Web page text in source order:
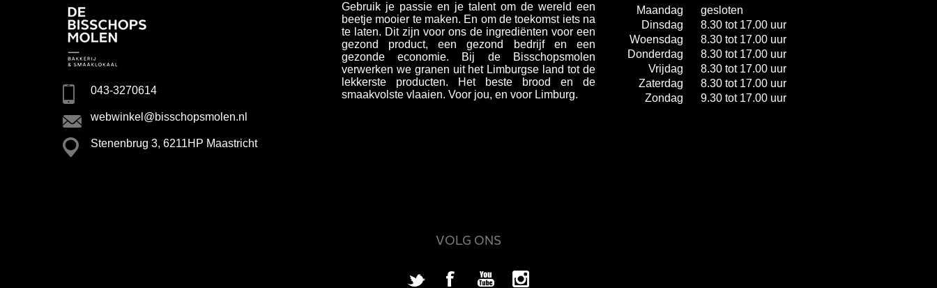
043-3270614
webwinkel@bisschopsmolen.nl
Stenenbrug 3, 6211HP Maastricht
Gebruik je passie en je talent om de wereld een
beetje mooier te maken. En om de toekomst iets na
te laten. Dit zijn voor ons de ingrediënten voor een
gezond product, een gezond bedrijf en een
gezonde economie. Bij de Bisschopsmolen
verwerken we granen uit het Limburgse land tot de
lekkerste producten. Het beste brood en de
smaakvolste vlaaien. Voor jou, en voor Limburg.
Maandag
gesloten
Dinsdag
8.30 tot 17.00 uur
Woensdag
8.30 tot 17.00 uur
Donderdag
8.30 tot 17.00 uur
Vrijdag
8.30 tot 17.00 uur
Zaterdag
8.30 tot 17.00 uur
Zondag
9.30 tot 17.00 uur
VOLG ONS